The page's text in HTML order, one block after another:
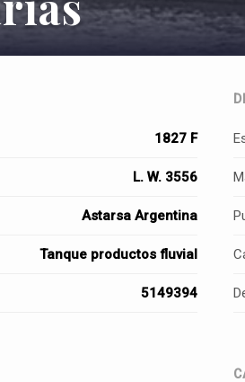
1827 F
L. W. 3556
Astarsa Argentina
Tanque productos fluvial
5149394